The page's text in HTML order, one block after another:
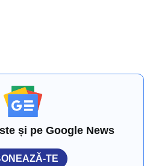
și pe Google News
TE